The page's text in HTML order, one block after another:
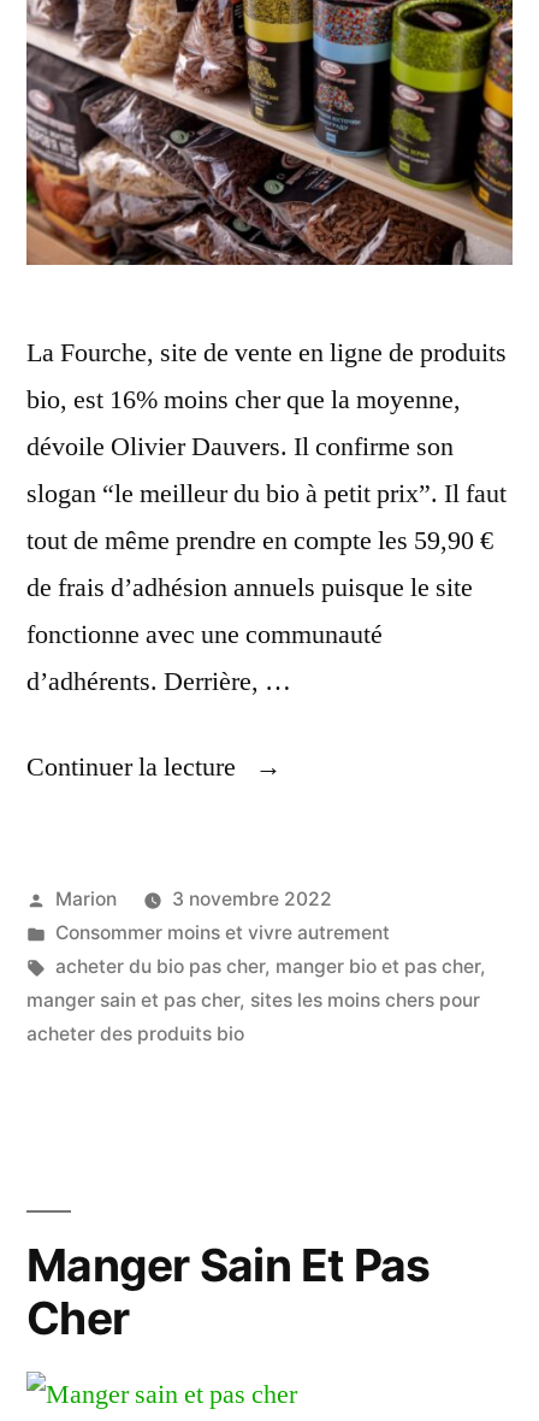
La Fourche, site de vente en ligne de produits
bio, est 16% moins cher que la moyenne,
dévoile Olivier Dauvers. Il confirme son
slogan “le meilleur du bio à petit prix”. Il faut
tout de même prendre en compte les 59,90 €
de frais d’adhésion annuels puisque le site
fonctionne avec une communauté
d’adhérents. Derrière, …
Continuer la lecture
« Sites
Chers
Pour
Acheter
Des
Publié
par
Marion
3 novembre 2022
Publié
dans
Consommer moins et vivre autrement
Étiquettes :
acheter du bio pas cher, manger bio et pas cher,
manger sain et pas cher, sites les moins chers pour
acheter des produits bio
Manger Sain Et Pas
Cher